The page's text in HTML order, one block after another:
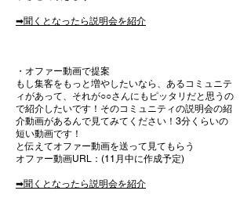
​➡聞くとなったら説明会を紹介
・ オファー動画で提案
もし集客をもっと増やしたいなら、あるコミュニテ
ィがあって、それが○○さんにもピッタリだと思うの
で紹介したいです！そのコミュニティの説明会の紹
介動画があるんで見てみてください！3分くらいの
短い動画です！
と伝えてオファー動画を送って見てもらう
​オファー動画URL：(11月中に作成予定)
​➡聞くとなったら説明会を紹介